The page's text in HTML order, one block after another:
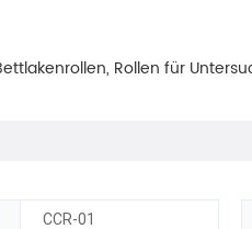
Rollen für
CCR-01